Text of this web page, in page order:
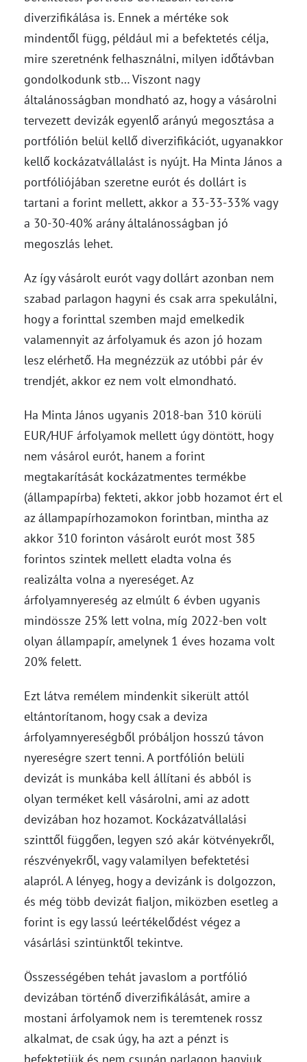
diverzifikálása is. Ennek a mértéke sok
mindentől függ, például mi a befektetés célja,
mire szeretnénk felhasználni, milyen időtávban
gondolkodunk stb… Viszont nagy
általánosságban mondható az, hogy a vásárolni
tervezett devizák egyenlő arányú megosztása a
portfólión belül kellő diverzifikációt, ugyanakkor
kellő kockázatvállalást is nyújt. Ha Minta János a
portfóliójában szeretne eurót és dollárt is
tartani a forint mellett, akkor a 33-33-33% vagy
a 30-30-40% arány általánosságban jó
megoszlás lehet.
Az így vásárolt eurót vagy dollárt azonban nem
szabad parlagon hagyni és csak arra spekulálni,
hogy a forinttal szemben majd emelkedik
valamennyit az árfolyamuk és azon jó hozam
lesz elérhető. Ha megnézzük az utóbbi pár év
trendjét, akkor ez nem volt elmondható.
Ha Minta János ugyanis 2018-ban 310 körüli
EUR/HUF árfolyamok mellett úgy döntött, hogy
nem vásárol eurót, hanem a forint
megtakarítását kockázatmentes termékbe
(állampapírba) fekteti, akkor jobb hozamot ért el
az állampapírhozamokon forintban, mintha az
akkor 310 forinton vásárolt eurót most 385
forintos szintek mellett eladta volna és
realizálta volna a nyereséget. Az
árfolyamnyereség az elmúlt 6 évben ugyanis
mindössze 25% lett volna, míg 2022-ben volt
olyan állampapír, amelynek 1 éves hozama volt
20% felett.
Ezt látva remélem mindenkit sikerült attól
eltántorítanom, hogy csak a deviza
árfolyamnyereségből próbáljon hosszú távon
nyereségre szert tenni. A portfólión belüli
devizát is munkába kell állítani és abból is
olyan terméket kell vásárolni, ami az adott
devizában hoz hozamot. Kockázatvállalási
szinttől függően, legyen szó akár kötvényekről,
részvényekről, vagy valamilyen befektetési
alapról. A lényeg, hogy a devizánk is dolgozzon,
és még több devizát fialjon, miközben esetleg a
forint is egy lassú leértékelődést végez a
vásárlási szintünktől tekintve.
Összességében tehát javaslom a portfólió
devizában történő diverzifikálását, amire a
mostani árfolyamok nem is teremtenek rossz
alkalmat, de csak úgy, ha azt a pénzt is